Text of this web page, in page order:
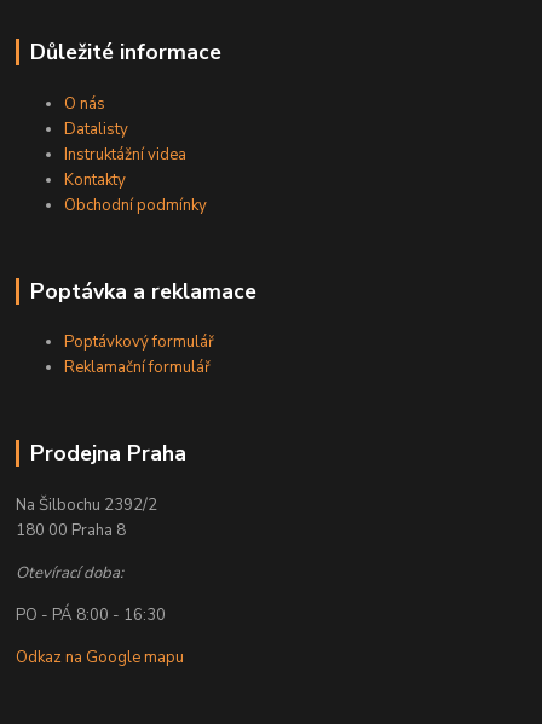
Důležité informace
O nás
Datalisty
Instruktážní videa
Kontakty
Obchodní podmínky
Poptávka a reklamace
Poptávkový formulář
Reklamační formulář
Prodejna Praha
Na Šilbochu 2392/2
180 00 Praha 8
Otevírací doba:
PO - PÁ 8:00 - 16:30
Odkaz na Google mapu